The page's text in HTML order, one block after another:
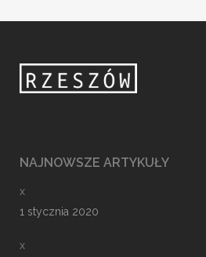
NAJNOWSZE ARTYKUŁY
x
1 stycznia 2020
x